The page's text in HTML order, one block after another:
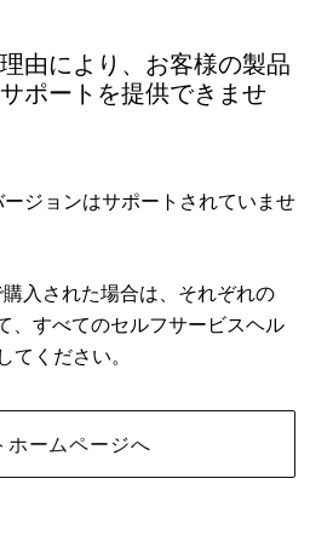
由により、お客様の製品
ポートを提供できませ
ジョンはサポートされていませ
入された場合は、それぞれの
、すべてのセルフサービスヘル
てください。
ホームページへ